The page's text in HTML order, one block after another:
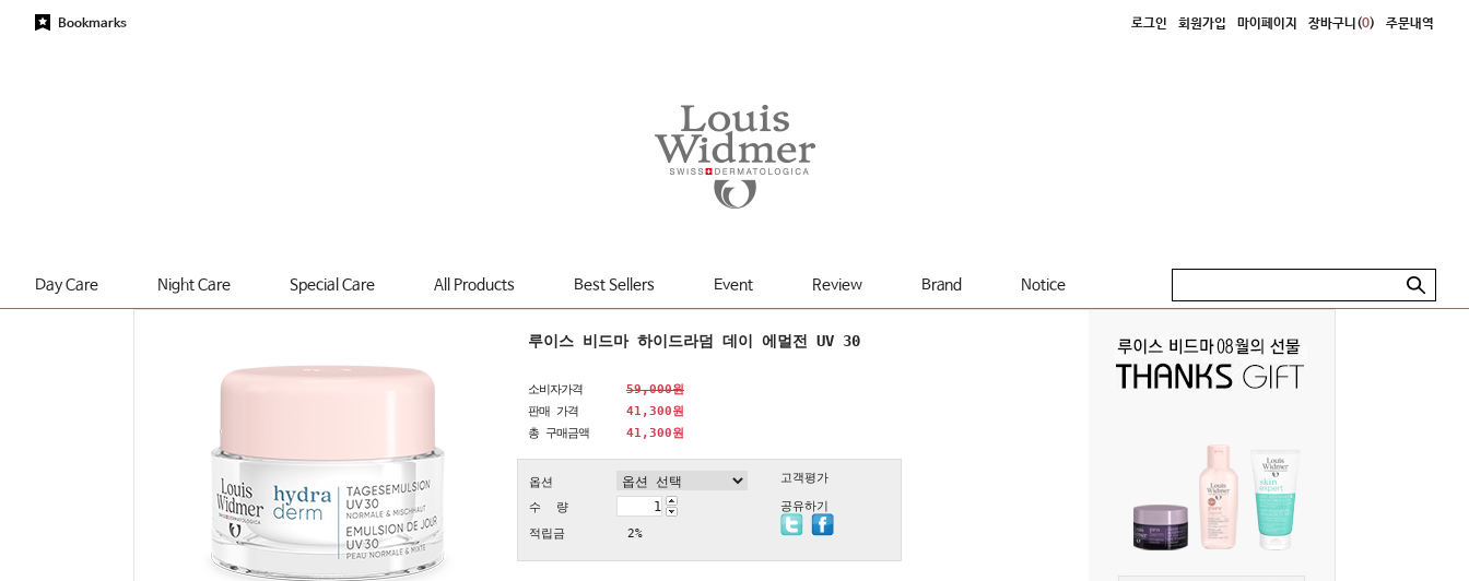
Bookmarks 로그인 회원가입 마이페이지 장바구니(0) 주문내역
Day Care Night Care Special Care All Products Best Sellers Event Review Brand Notice
루이스 비드마 하이드라덤 데이 에멀전 UV 30
소비자가격
59,000원
판매 가격
41,300원
총 구매금액
41,300원
옵션
수 량
적립금
2%
고객평가
공유하기